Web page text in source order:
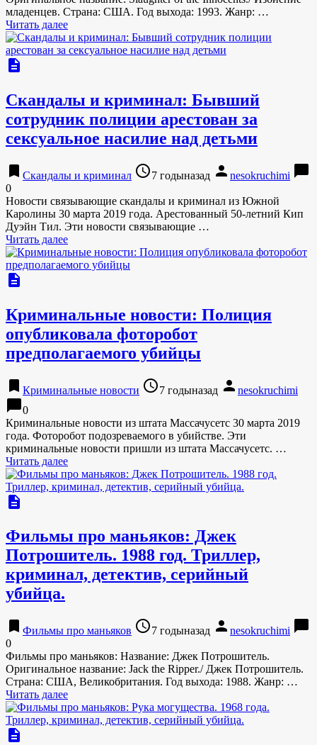
младенцев. Страна: США. Год выхода: 1993. Жанр: …
Читать далее
description
Скандалы и криминал: Бывший
сотрудник полиции арестован за
сексуальное насилие над детьми
bookmark Скандалы и криминал access_time7 годыназад person nesokruchimi chat_bubble
0
Новости связывающие скандалы и криминал из Южной
Каролины 30 марта 2019 года. Арестованный 50-летний Кип
Дуэйн Тил. Эти новости связывающие …
Читать далее
description
Криминальные новости: Полиция
опубликовала фоторобот
предполагаемого убийцы
bookmark Криминальные новости access_time7 годыназад person nesokruchimi
chat_bubble0
Криминальные новости из штата Массачусетс 30 марта 2019
года. Фоторобот подозреваемого в убийстве. Эти
криминальные новости пришли из штата Массачусетс. …
Читать далее
description
Фильмы про маньяков: Джек
Потрошитель. 1988 год. Триллер,
криминал, детектив, серийный
убийца.
bookmark Фильмы про маньяков access_time7 годыназад person nesokruchimi chat_bubble
0
Фильмы про маньяков: Название: Джек Потрошитель.
Оригинальное название: Jack the Ripper./ Джек Потрошитель.
Страна: США, Великобритания. Год выхода: 1988. Жанр: …
Читать далее
description